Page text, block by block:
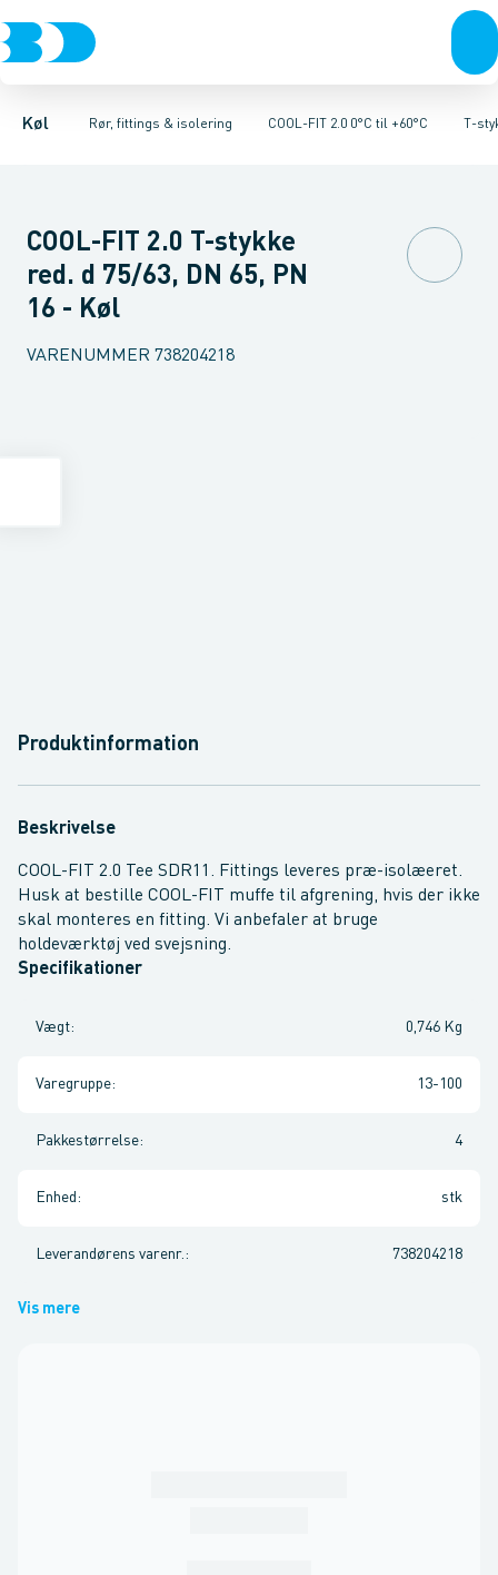
Køl Rør, fittings & isolering
KompressorerKondenseringsaggregaterFordampere
COOL-FIT 2.0 0°C til +60°C
Kølekobberrør, fittings & tilbehørCOOL-FIT 2.0 0°C til +60°C
T-
Rør 2.0 Vinkler 90gr. 2.0Vinkler 45gr. 2.0 T-stykker 2.0 Unioner
COOL-FIT 2.0 T-stykke
red. d 75/63, DN 65, PN
16 - Køl
VARENUMMER 738204218
Produktinformation
Beskrivelse
COOL-FIT 2.0 Tee SDR11. Fittings leveres præ-isolæeret.
Husk at bestille COOL-FIT muffe til afgrening, hvis der ikke
skal monteres en fitting. Vi anbefaler at bruge
holdeværktøj ved svejsning.
Specifikationer
Vægt: 0,746 Kg
Varegruppe: 13-100
Pakkestørrelse: 4
Enhed : stk
Leverandørens varenr. : 738204218
Vis mere